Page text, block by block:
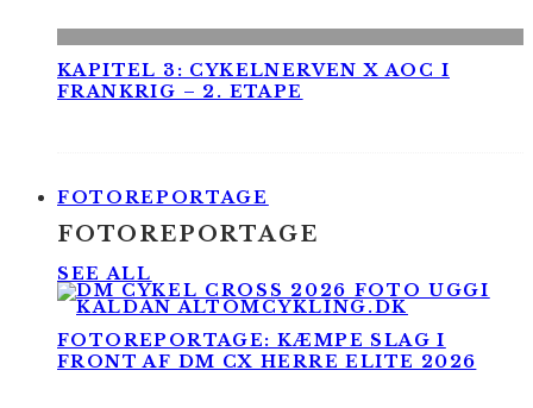
KAPITEL 3: CYKELNERVEN X AOC I
FRANKRIG – 2. ETAPE
FOTOREPORTAGE
FOTOREPORTAGE
SEE ALL
FOTOREPORTAGE: KÆMPE SLAG I
FRONT AF DM CX HERRE ELITE 2026